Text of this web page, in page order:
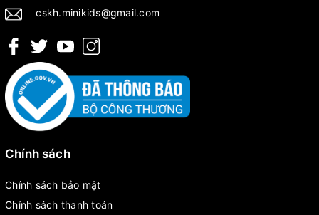
cskh.minikids@gmail.com
Chính sách
Chính sách bảo mật
Chính sách thanh toán